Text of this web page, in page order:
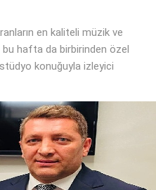
en kaliteli müzik ve
bu hafta da birbirinden özel
konuğuyla izleyici